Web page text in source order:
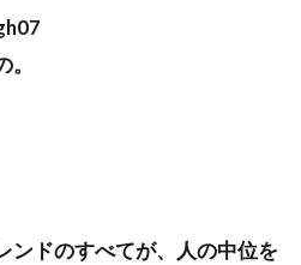
ンドのすべてが、人の中位を